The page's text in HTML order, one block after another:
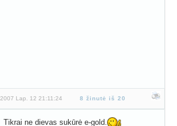
2007 Lap. 12 21:11:24 8 žinutė iš 20
Tikrai ne dievas sukūrė e-gold.